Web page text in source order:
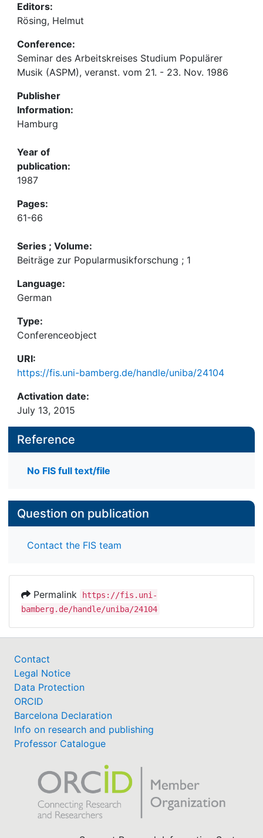
Editors:
Rösing, Helmut
Conference:
Seminar des Arbeitskreises Studium Populärer
Musik (ASPM), veranst. vom 21. - 23. Nov. 1986
Publisher
Information:
Hamburg
Year of
publication:
1987
Pages:
61-66
Series ; Volume:
Beiträge zur Popularmusikforschung ; 1
Language:
German
Type:
Conferenceobject
URI:
https://fis.uni-bamberg.de/handle/uniba/24104
Activation date:
July 13, 2015
Reference
No FIS full text/file
Question on publication
Contact the FIS team
Permalink
https://fis.uni-
bamberg.de/handle/uniba/24104
Contact
Legal Notice
Data Protection
ORCID
Barcelona Declaration
Info on research and publishing
Professor Catalogue